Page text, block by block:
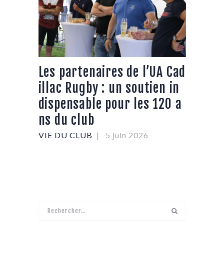
Les partenaires de l’UA Cad
illac Rugby : un soutien in
dispensable pour les 120 a
ns du club
VIE DU CLUB 5 juin 2026
Rechercher :